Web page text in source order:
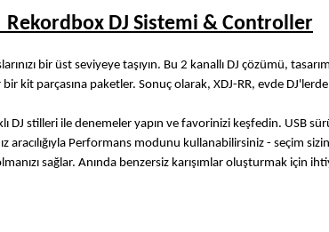
Rekordbox DJ Sistemi & Controller
bir üst seviyeye taşıyın. Bu 2 kanallı DJ çözümü,
kit parçasına paketler. Sonuç olarak, XDJ-RR, evde
DJ stilleri ile denemeler yapın ve favorinizi keşfedin. USB
aracılığıyla Performans modunu kullanabilirsiniz - seçim
sağlar. Anında benzersiz karışımlar oluşturmak için